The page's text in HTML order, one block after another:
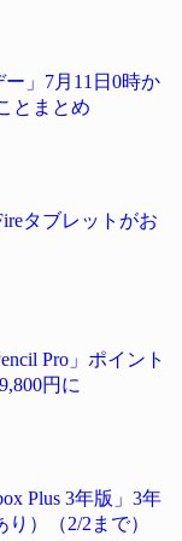
」7月11日0時か
とまとめ
タブレットがお
Pro」ポイント
円に
Plus 3年版」3年
）（2/2まで）